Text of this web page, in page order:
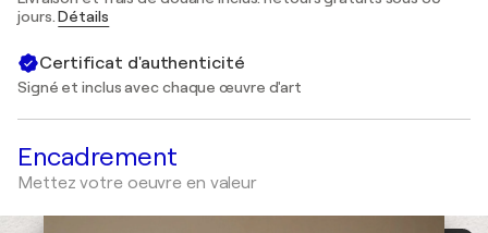
jours.Détails
Certificat d'authenticité
Signé et inclus avec chaque œuvre d'art
Encadrement
Mettez votre oeuvre en valeur